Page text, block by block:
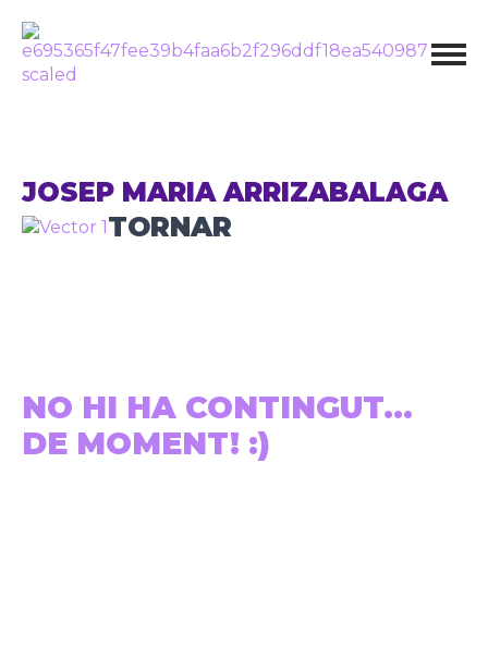
JOSEP MARIA ARRIZABALAGA
TORNAR
NO HI HA CONTINGUT...
DE MOMENT! :)